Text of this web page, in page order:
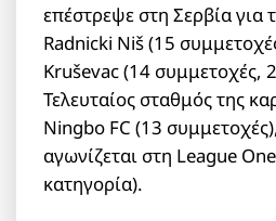
επέστρεψε στη Σερβία
Radnicki Niš (15
Kruševac (14 συμμετοχές,
Τελευταίος σταθμός της
Ningbo FC (13
αγωνίζεται στη League
κατηγορία).